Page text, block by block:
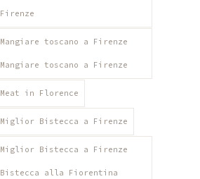
Firenze
Mangiare toscano a Firenze
Mangiare toscano a Firenze
Meat in Florence
Miglior Bistecca a Firenze
Miglior Bistecca a Firenze
Bistecca alla Fiorentina